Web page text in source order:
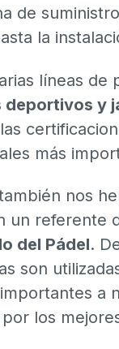
de
la
líneas de
deportivos y
más
nos
un referente
del Pádel.
son
a
los